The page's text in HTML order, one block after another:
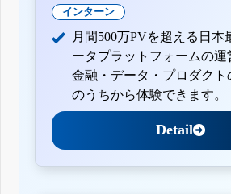
インターン
月間500万PVを超える日本
ータプラットフォームの運
金融・データ・プロダクト
のうちから体験できます。
Detail